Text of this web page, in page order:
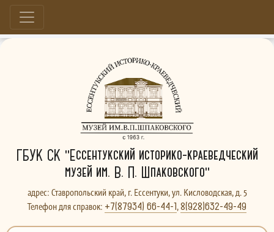
Больше, чем музей...
ГБУК СК "Ессентукский историко-краеведческий
музей им. В. П. Шпаковского"
адрес: Ставропольский край, г. Ессентуки, ул. Кисловодская, д. 5
Телефон для справок: +7(87934) 66-44-1,8(928)632-49-49